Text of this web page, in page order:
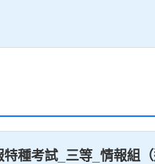
種考試_三等_情報組